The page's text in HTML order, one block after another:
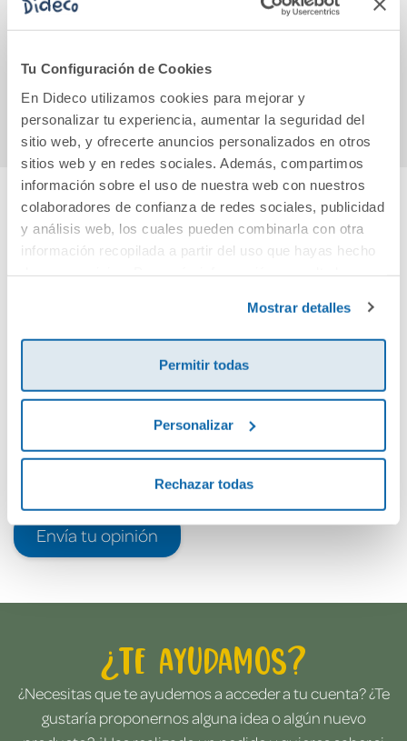
Tu Configuración de Cookies
En Dideco utilizamos cookies para mejorar y
personalizar tu experiencia, aumentar la seguridad del
sitio web, y ofrecerte anuncios personalizados en otros
sitios web y en redes sociales. Además, compartimos
información sobre el uso de nuestra web con nuestros
colaboradores de confianza de redes sociales, publicidad
y análisis web, los cuales pueden combinarla con otra
información recopilada a partir del uso que hayas hecho
Mostrar detalles
Permitir todas
Personalizar
Rechazar todas
(A2). Burlington
11,06€
Comprar
for Vampire MP3
Pack
Comprar
Cuéntanos tu opinión
¡Sé el primero en valorar este producto!
Debes iniciar sesión para poder valorarlo
Envía tu opinión
¿Te ayudamos?
¿Necesitas que te ayudemos a acceder a tu cuenta? ¿Te
gustaría proponernos alguna idea o algún nuevo